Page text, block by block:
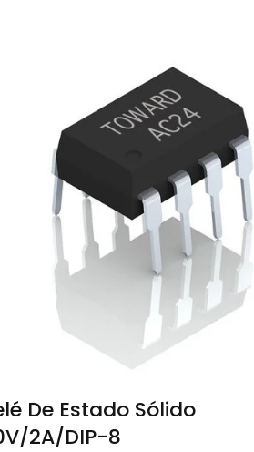
De Estado Sólido
2A/DIP-8